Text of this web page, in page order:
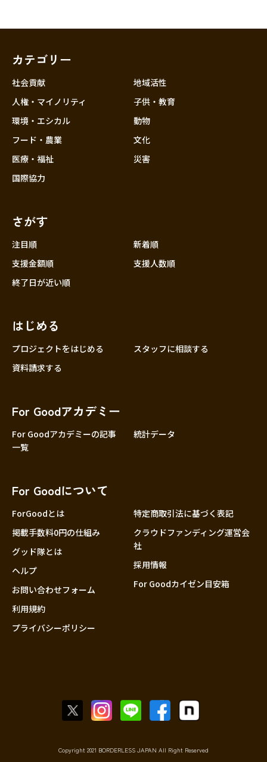
近畿
中国
大分
カテゴリー
社会貢献
人権・マイノリティ
環境・エシカル
フード・農業
医療・福祉
国際協力
地域活性
子供・教育
動物
文化
災害
さがす
注目順
新着順
支援金額順
支援人数順
終了日が近い順
はじめる
プロジェクトをはじめる
スタッフに相談する
資料請求する
For Goodアカデミー
For Goodアカデミーの記事
一覧
統計データ
For Goodについて
ForGoodとは
掲載手数料0円の仕組み
グッド隊とは
ヘルプ
お問い合わせフォーム
利用規約
プライバシーポリシー
特定商取引法に基づく表記
クラウドファンディング運営会
社
採用情報
For Goodカイゼン目安箱
Copyright 2021 BORDERLESS JAPAN All Right Reserved